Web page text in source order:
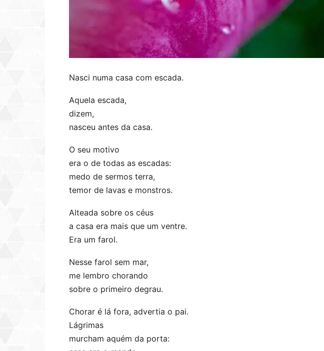
Nasci numa casa com escada.
Aquela escada,
dizem,
nasceu antes da casa.
O seu motivo
era o de todas as escadas:
medo de sermos terra,
temor de lavas e monstros.
Alteada sobre os céus
a casa era mais que um ventre.
Era um farol.
Nesse farol sem mar,
me lembro chorando
sobre o primeiro degrau.
Chorar é lá fora, advertia o pai.
Lágrimas
murcham aquém da porta: